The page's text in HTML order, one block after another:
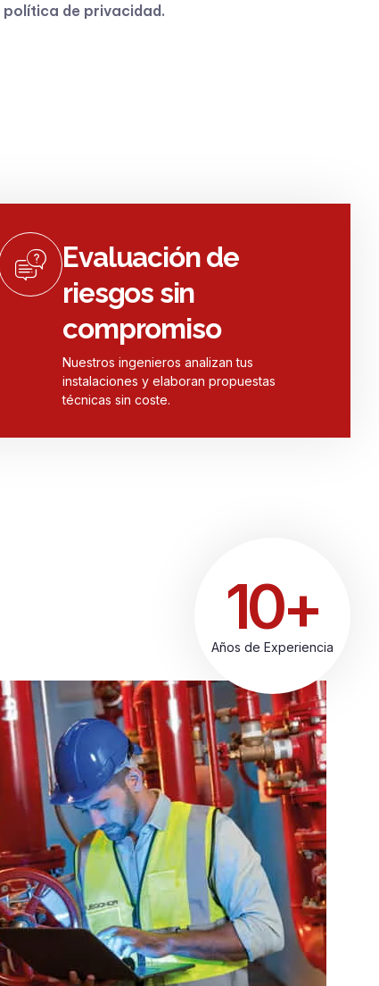
política de privacidad .
Evaluación de
riesgos sin
compromiso
Nuestros ingenieros analizan tus
instalaciones y elaboran propuestas
técnicas sin coste.
10+
Años de Experiencia